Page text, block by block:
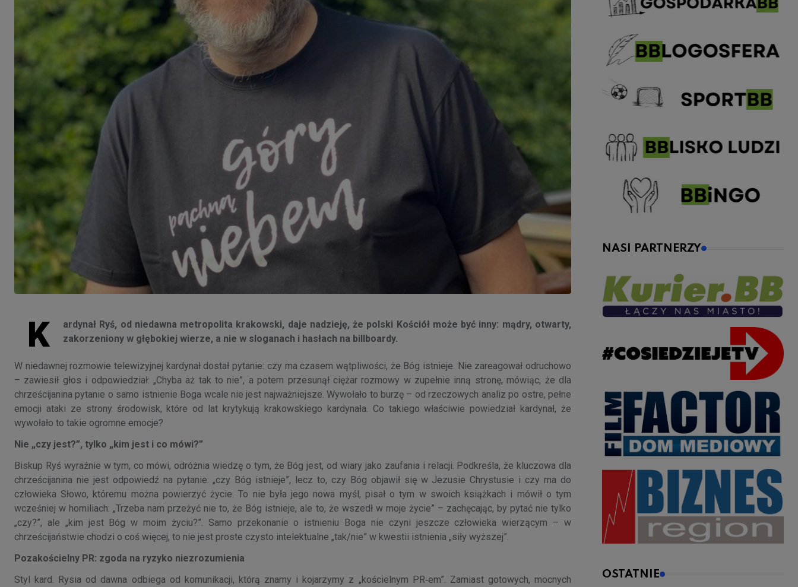
K
ardynał Ryś, od niedawna metropolita krakowski, daje nadzieję, że polski Kościół może być inny: mądry, otwarty,
zakorzeniony w głębokiej wierze, a nie w sloganach i hasłach na billboardy.
W niedawnej rozmowie telewizyjnej kardynał dostał pytanie: czy ma czasem wątpliwości, że Bóg istnieje. Nie zareagował odruchowo
– zawiesił głos i odpowiedział: „Chyba aż tak to nie”, a potem przesunął ciężar rozmowy w zupełnie inną stronę, mówiąc, że dla
chrześcijanina pytanie o samo istnienie Boga wcale nie jest najważniejsze. Wywołało to burzę – od rzeczowych analiz po ostre, pełne
emocji ataki ze strony środowisk, które od lat krytykują krakowskiego kardynała. Co takiego właściwie powiedział kardynał, że
wywołało to takie ogromne emocje?
Nie „czy jest?”, tylko „kim jest i co mówi?”
Biskup Ryś wyraźnie w tym, co mówi, odróżnia wiedzę o tym, że Bóg jest, od wiary jako zaufania i relacji. Podkreśla, że kluczowa dla
chrześcijanina nie jest odpowiedź na pytanie: „czy Bóg istnieje”, lecz to, czy Bóg objawił się w Jezusie Chrystusie i czy ma do
człowieka Słowo, któremu można powierzyć życie. To nie była jego nowa myśl, pisał o tym w swoich książkach i mówił o tym
wcześniej w homiliach: „Trzeba nam przeżyć nie to, że Bóg istnieje, ale to, że wszedł w moje życie” – zachęcając, by pytać nie tylko
„czy?”, ale „kim jest Bóg w moim życiu?”. Samo przekonanie o istnieniu Boga nie czyni jeszcze człowieka wierzącym – w
chrześcijaństwie chodzi o coś więcej, to nie jest proste czysto intelektualne „tak/nie” w kwestii istnienia „siły wyższej”.
Pozakościelny PR: zgoda na ryzyko niezrozumienia
Styl kard. Rysia od dawna odbiega od komunikacji, którą znamy i kojarzymy z „kościelnym PR‑em”. Zamiast gotowych, mocnych
NASI PARTNERZY
OSTATNIE